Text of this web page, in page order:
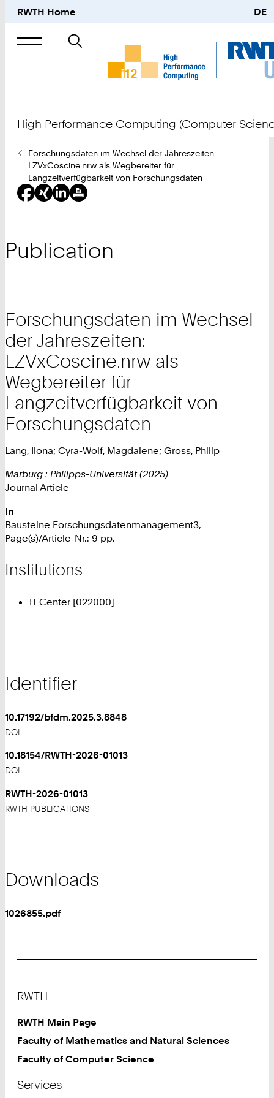
RWTH Home DE
Search
High Performance Computing (Computer
You
Are
Here:
Forschungsdaten im Wechsel der Jahreszeiten:
LZVxCoscine.nrw als Wegbereiter für
Langzeitverfügbarkeit von Forschungsdaten
Publication
Forschungsdaten im Wechsel
der Jahreszeiten:
LZVxCoscine.nrw als
Wegbereiter für
Langzeitverfügbarkeit von
Forschungsdaten
Lang, Ilona; Cyra-Wolf, Magdalene; Gross, Philip
Marburg : Philipps-Universität (2025)
Journal Article
In
Bausteine Forschungsdatenmanagement3,
Page(s)/Article-Nr.: 9 pp.
Institutions
IT Center [022000]
Identifier
10.17192/bfdm.2025.3.8848
DOI
10.18154/RWTH-2026-01013
DOI
RWTH-2026-01013
RWTH PUBLICATIONS
Downloads
1026855.pdf
RWTH
RWTH Main Page
Faculty of Mathematics and Natural Sciences
Faculty of Computer Science
Services